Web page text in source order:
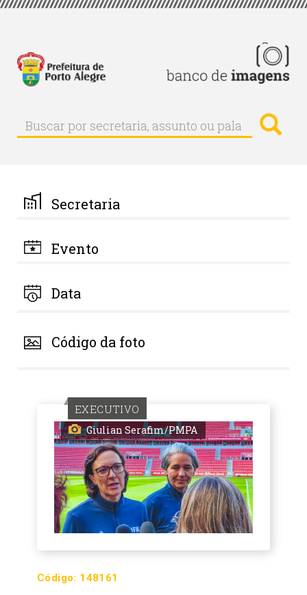
Pular
principal
Buscar
Buscar
por
palavra-
chave
Secretaria
Evento
Data
Código da foto
EXECUTIVO
Giulian Serafim/PMPA
Código: 148161